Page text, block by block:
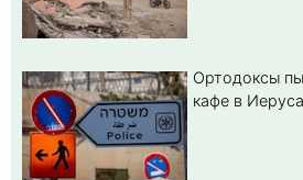
Ортодоксы
кафе в